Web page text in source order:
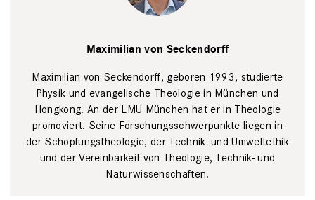
Maximilian von Seckendorff
Maximilian von Seckendorff, geboren 1993, studierte
Physik und evangelische Theologie in München und
Hongkong. An der LMU München hat er in Theologie
promoviert. Seine Forschungsschwerpunkte liegen in
der Schöpfungstheologie, der Technik- und Umweltethik
und der Vereinbarkeit von Theologie, Technik- und
Naturwissenschaften.